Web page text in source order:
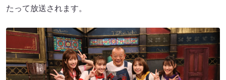
たって放送されます。